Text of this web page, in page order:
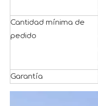
Cantidad mínima de
pedido
Garantía